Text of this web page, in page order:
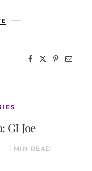
GI Joe
1 MIN READ